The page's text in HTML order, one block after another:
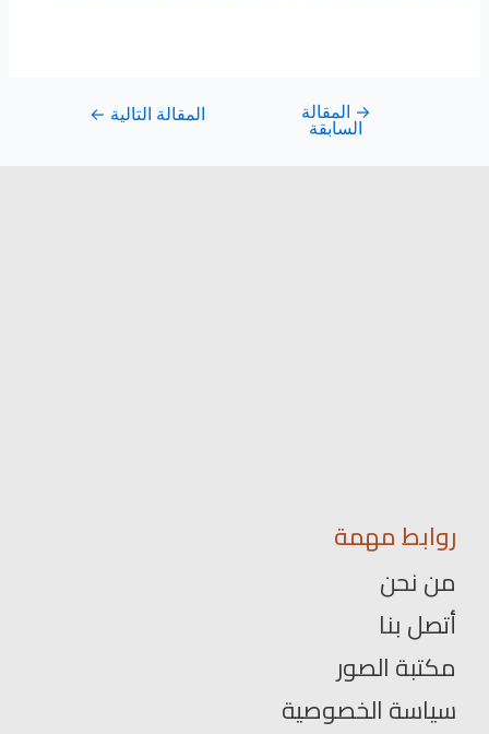
→ المقالة
السابقة
المقالة التالية ←
روابط مهمة
من نحن
أتصل بنا
مكتبة الصور
سياسة الخصوصية